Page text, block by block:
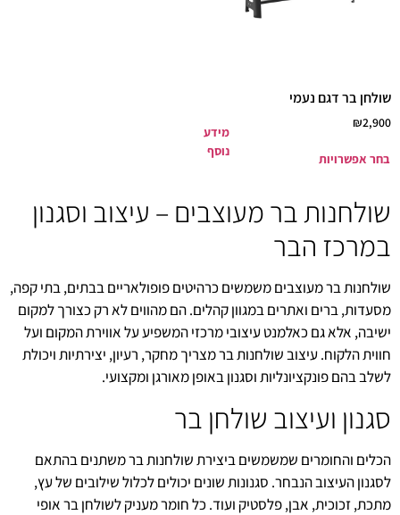
שולחן בר דגם נעמי
₪2,900
בחר אפשרויות
מידע
נוסף
שולחנות בר מעוצבים – עיצוב וסגנון
במרכז הבר
שולחנות בר מעוצבים משמשים כרהיטים פופולאריים בבתים, בתי קפה,
מסעדות, ברים ואתרים במגוון קהלים. הם מהווים לא רק כצורך למקום
ישיבה, אלא גם כאלמנט עיצובי מרכזי המשפיע על אווירת המקום ועל
חווית הלקוח. עיצוב שולחנות בר מצריך מחקר, רעיון, יצירתיות ויכולת
לשלב בהם פונקציונליות וסגנון באופן מאורגן ומקצועי.
סגנון ועיצוב שולחן בר
הכלים והחומרים שמשמשים ביצירת שולחנות בר משתנים בהתאם
לסגנון העיצוב הנבחר. סגנונות שונים יכולים לכלול שילובים של עץ,
מתכת, זכוכית, אבן, פלסטיק ועוד. כל חומר מעניק לשולחן בר אופי